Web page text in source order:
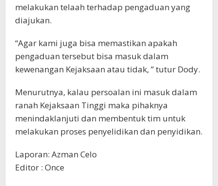
melakukan telaah terhadap pengaduan yang
diajukan.
“Agar kami juga bisa memastikan apakah
pengaduan tersebut bisa masuk dalam
kewenangan Kejaksaan atau tidak, ” tutur Dody.
Menurutnya, kalau persoalan ini masuk dalam
ranah Kejaksaan Tinggi maka pihaknya
menindaklanjuti dan membentuk tim untuk
melakukan proses penyelidikan dan penyidikan.
Laporan: Azman Celo
Editor : Once